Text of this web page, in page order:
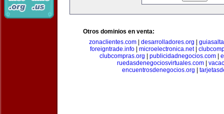
Otros dominios en venta:
zonaclientes.com| desarrolladores.org
foreigntrade.info
microelectronica.net|
clubcompras.org
publicidadnegocios.com
ruedasdenegociosvirtuales.com|
encuentrosdenegocios.org